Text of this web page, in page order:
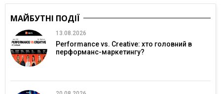
МАЙБУТНІ ПОДІЇ
13.08.2026
Performance vs. Creative: хто головний в
перформанс-маркетингу?